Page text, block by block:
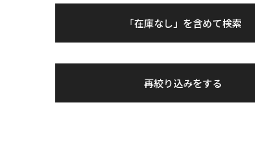
「在庫なし」を含めて検索
再絞り込みをする